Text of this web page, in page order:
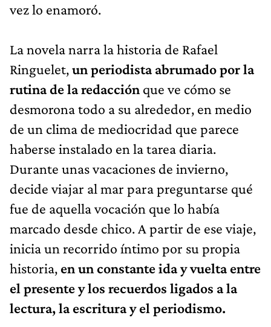
vez lo enamoró.
La novela narra la historia de Rafael
Ringuelet,un periodista abrumado por la
rutina de la redacción que ve cómo se
desmorona todo a su alrededor, en medio
de un clima de mediocridad que parece
haberse instalado en la tarea diaria.
Durante unas vacaciones de invierno,
decide viajar al mar para preguntarse qué
fue de aquella vocación que lo había
marcado desde chico. A partir de ese viaje,
inicia un recorrido íntimo por su propia
historia, en un constante ida y vuelta entre
el presente y los recuerdos ligados a la
lectura, la escritura y el periodismo.